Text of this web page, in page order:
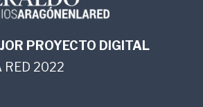
PROYECTO DIGITAL
RED 2022